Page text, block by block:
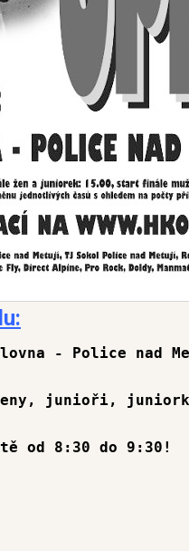
- Police nad
junioři,
od 8:30 do 9:30!